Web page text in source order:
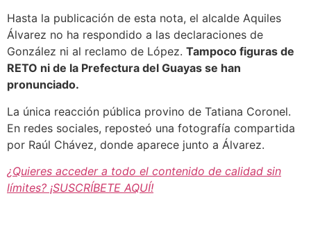
Hasta la publicación de esta nota, el alcalde Aquiles
Álvarez no ha respondido a las declaraciones de
González ni al reclamo de López. Tampoco figuras de
RETO ni de la Prefectura del Guayas se han
pronunciado.
La única reacción pública provino de Tatiana Coronel.
En redes sociales, reposteó una fotografía compartida
por Raúl Chávez, donde aparece junto a Álvarez.
¿Quieres acceder a todo el contenido de calidad sin
límites? ¡SUSCRÍBETE AQUÍ!